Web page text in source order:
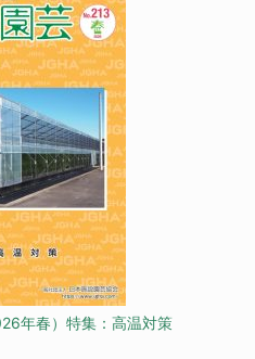
年春）特集：高温対策